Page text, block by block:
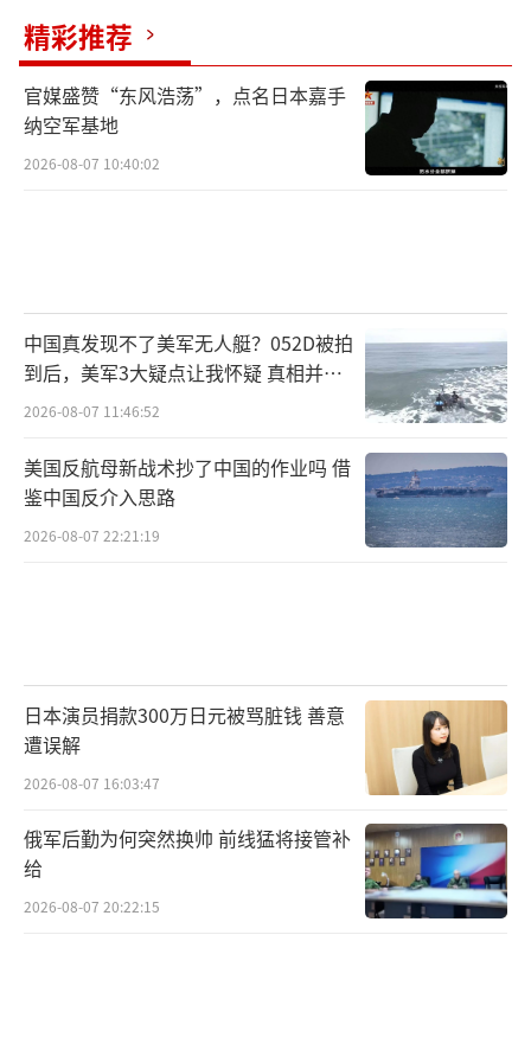
精彩推荐
官媒盛赞“东风浩荡”，点名日本嘉手
纳空军基地
2026-08-07 10:40:02
中国真发现不了美军无人艇？052D被拍
到后，美军3大疑点让我怀疑 真相并非
如此
2026-08-07 11:46:52
美国反航母新战术抄了中国的作业吗 借
鉴中国反介入思路
2026-08-07 22:21:19
日本演员捐款300万日元被骂脏钱 善意
遭误解
2026-08-07 16:03:47
俄军后勤为何突然换帅 前线猛将接管补
给
2026-08-07 20:22:15